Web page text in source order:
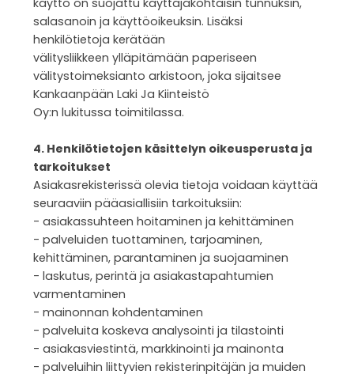
käyttö on suojattu käyttäjäkohtaisin tunnuksin,
salasanoin ja käyttöoikeuksin. Lisäksi
henkilötietoja kerätään
välitysliikkeen ylläpitämään paperiseen
välitystoimeksianto arkistoon, joka sijaitsee
Kankaanpään Laki Ja Kiinteistö
Oy:n lukitussa toimitilassa.
4. Henkilötietojen käsittelyn oikeusperusta ja
tarkoitukset
Asiakasrekisterissä olevia tietoja voidaan käyttää
seuraaviin pääasiallisiin tarkoituksiin:
- asiakassuhteen hoitaminen ja kehittäminen
- palveluiden tuottaminen, tarjoaminen,
kehittäminen, parantaminen ja suojaaminen
- laskutus, perintä ja asiakastapahtumien
varmentaminen
- mainonnan kohdentaminen
- palveluita koskeva analysointi ja tilastointi
- asiakasviestintä, markkinointi ja mainonta
- palveluihin liittyvien rekisterinpitäjän ja muiden